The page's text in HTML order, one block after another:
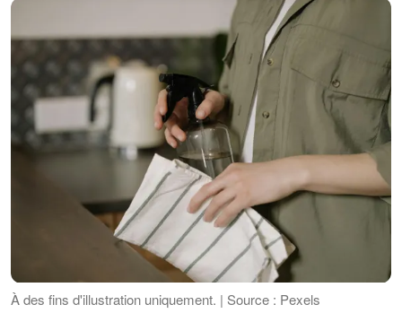
À des fins d'illustration uniquement. | Source : Pexels